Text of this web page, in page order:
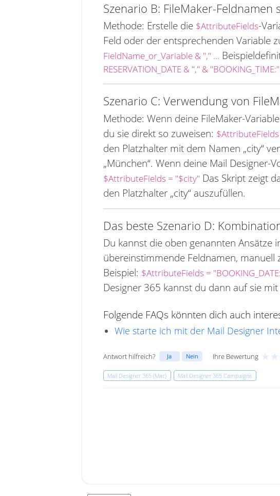
Szenario B: FileMaker-
Methode: Erstelle die $AttributeFields-
Feld oder der entsprechenden Variable
FieldName_or_Variable & "," …
RESERVATION_DATE & "," &
Szenario C: Verwendung von
Methode: Wenn deine FileMaker-
du sie direkt so zuweisen:
den Platzhalter mit dem Namen „city“
„München“. Wenn deine Mail Designer-
$AttributeFields = "$city" Das Skript zeigt
den Platzhalter „city“ auszufüllen.
Das beste Szenario D:
Du kannst die oben genannten Ansätze
übereinstimmende Feldnamen,
Beispiel: $AttributeFields =
Designer 365 kannst du dann auf sie
Folgende FAQs könnten dich auch
Wie starte ich mit der Mail Designer
Antwort hilfreich? Ja Nein Ihre Bewertung ★ ★
Mail Designer 365 (Mac) Mail Designer 365 Campaigns